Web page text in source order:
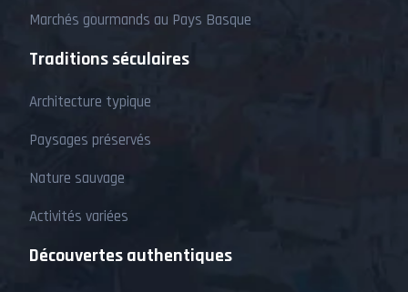
Marchés gourmands au Pays Basque
Traditions séculaires
Architecture typique
Paysages préservés
Nature sauvage
Activités variées
Découvertes authentiques